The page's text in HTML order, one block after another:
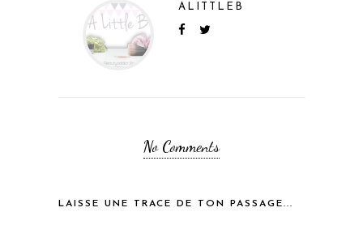
ALITTLEB
No Comments
LAISSE UNE TRACE DE TON PASSAGE...